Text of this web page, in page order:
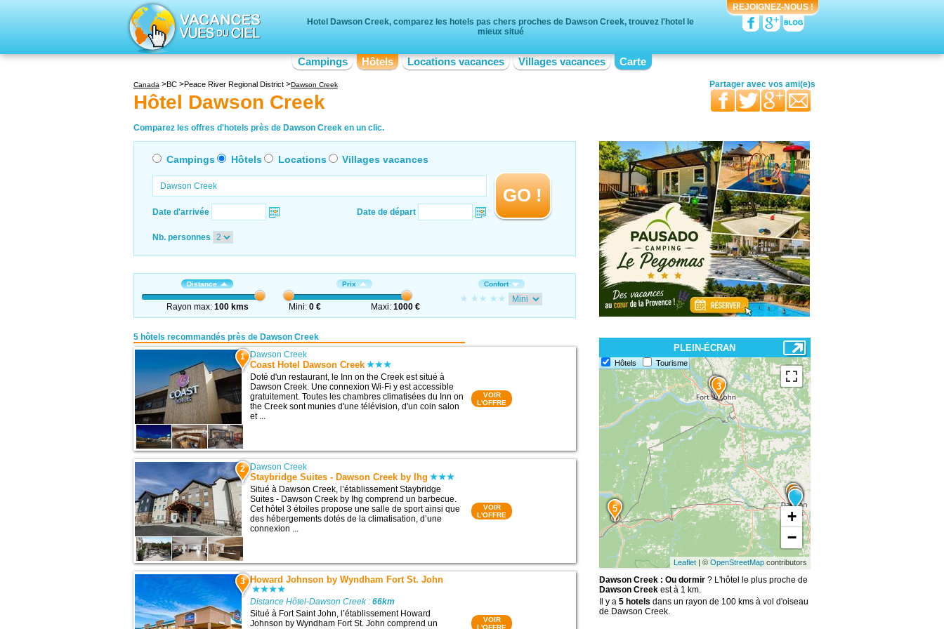
Hotel Dawson Creek, comparez les hotels pas chers proches de Dawson Creek, trouvez l'hotel le
mieux situé
REJOIGNEZ-NOUS !
Campings Hôtels Locations vacances Villages vacances Carte
Canada BC Peace River Regional District Dawson Creek
Hôtel Dawson Creek
Partager avec vos ami(e)s
Comparez les offres d'hotels près de Dawson Creek en un clic.
Campings Hôtels Locations Villages vacances
Date d'arrivée Date de départ
GO !
Nb. personnes
Distance
Rayon max: 100 kms
Prix
Mini:0 € Maxi: 1000 €
Confort
5 hôtels recommandés près de Dawson Creek
1 Dawson Creek
Coast Hotel Dawson Creek
Doté d'un restaurant, le Inn on the Creek est situé à
Dawson Creek. Une connexion Wi-Fi y est accessible
gratuitement. Toutes les chambres climatisées du Inn on
the Creek sont munies d'une télévision, d'un coin salon
et ...
VOIR
L'OFFRE
2 Dawson Creek
Staybridge Suites - Dawson Creek by Ihg
Situé à Dawson Creek, l’établissement Staybridge
Suites - Dawson Creek by Ihg comprend un barbecue.
Cet hôtel 3 étoiles propose une salle de sport ainsi que
des hébergements dotés de la climatisation, d’une
connexion ...
VOIR
L'OFFRE
3 Howard Johnson by Wyndham Fort St. John
Distance Hôtel-Dawson Creek :66km
Situé à Fort Saint John, l’établissement Howard
Johnson by Wyndham Fort St. John comprend un
VOIR
L'OFFRE
PLEIN-ÉCRAN
Hôtels Tourisme
5
43
21
+
−
Leaflet | ©OpenStreetMap contributors
Dawson Creek : Ou dormir? L'hôtel le plus proche de
Dawson Creekest à 1 km.
Il y a 5 hotels dans un rayon de 100 kms à vol d'oiseau
de Dawson Creek.